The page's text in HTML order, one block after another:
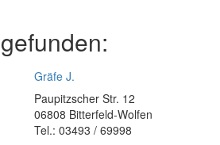
Gräfe J.
Paupitzscher Str. 12
06808 Bitterfeld-Wolfen
Tel.: 03493 / 69998